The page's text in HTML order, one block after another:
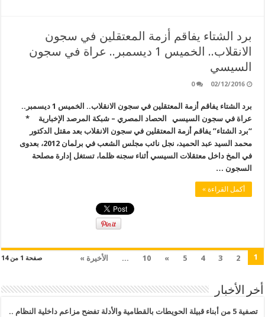
برد الشتاء يفاقم أزمة المعتقلين في سجون
الانقلاب.. الخميس 1 ديسمبر.. عراة في سجون
السيسي
02/12/2016
0
برد الشتاء يفاقم أزمة المعتقلين في سجون الانقلاب.. الخميس 1 ديسمبر..
عراة في سجون السيسي الحصاد المصري – شبكة المرصد الإخبارية *
“برد الشتاء” يفاقم أزمة المعتقلين في سجون الانقلاب بعد مقتل الدكتور
محمد السيد عبد الحميد، نجل نائب مجلس الشعب في برلمان 2012، بعدوى
في المخ داخل معتقلات السيسي أثناء سجنه ظلما، تستغل إدارة مصلحة
السجون …
أكمل القراءة »
صفحة 1 من 14 1
2
3
4
5
»
10
... الأخيرة »
أخر الأخبار
تصفية 5 من أبناء قبيلة الحويطات بالقطامية والأدلة تفضح مزاعم داخلية النظام ..